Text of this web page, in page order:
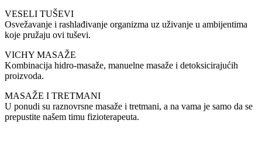
VESELI TUŠEVI
Osvežavanje i rashlađivanje organizma uz uživanje u ambijentima
koje pružaju ovi tuševi.
VICHY MASAŽE
Kombinacija hidro-masaže, manuelne masaže i detoksicirajućih
proizvoda.
MASAŽE I TRETMANI
U ponudi su raznovrsne masaže i tretmani, a na vama je samo da se
prepustite našem timu fizioterapeuta.